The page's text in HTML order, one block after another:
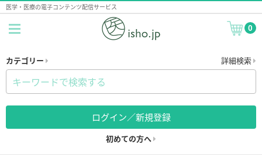
医学・医療の電子コンテンツ配信サービス
0
カテゴリー 詳細検索
ログイン／新規登録
初めての方へ